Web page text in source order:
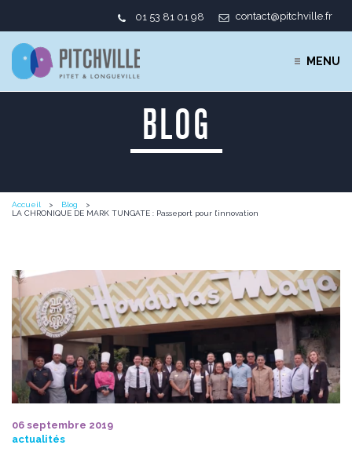
01 53 81 01 98 contact@pitchville.fr
MENU
BLOG
Accueil
Blog
LA CHRONIQUE DE MARK TUNGATE : Passeport pour l’innovation
06 septembre 2019
actualités